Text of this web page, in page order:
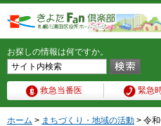
お探しの情報は何ですか。
救急当番医 緊急
ホーム > まちづくり・地域の活動 > 令